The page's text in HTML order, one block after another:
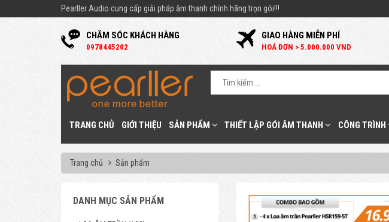
Pearller Audio cung cấp giải pháp âm thanh chính hãng trọn gói!!!
CHĂM SÓC KHÁCH HÀNG
0978445202
GIAO HÀNG MIỄN PHÍ
HOÁ ĐƠN > 5.000.000 VND
TRANG CHỦ GIỚI THIỆU SẢN PHẨM THIẾT LẬP GÓI ÂM THANH CÔNG TRÌNH
Trang chủ Sản phẩm
DANH MỤC SẢN PHẨM